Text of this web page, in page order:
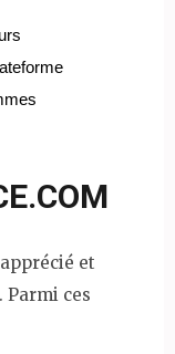
et
Parmi ces